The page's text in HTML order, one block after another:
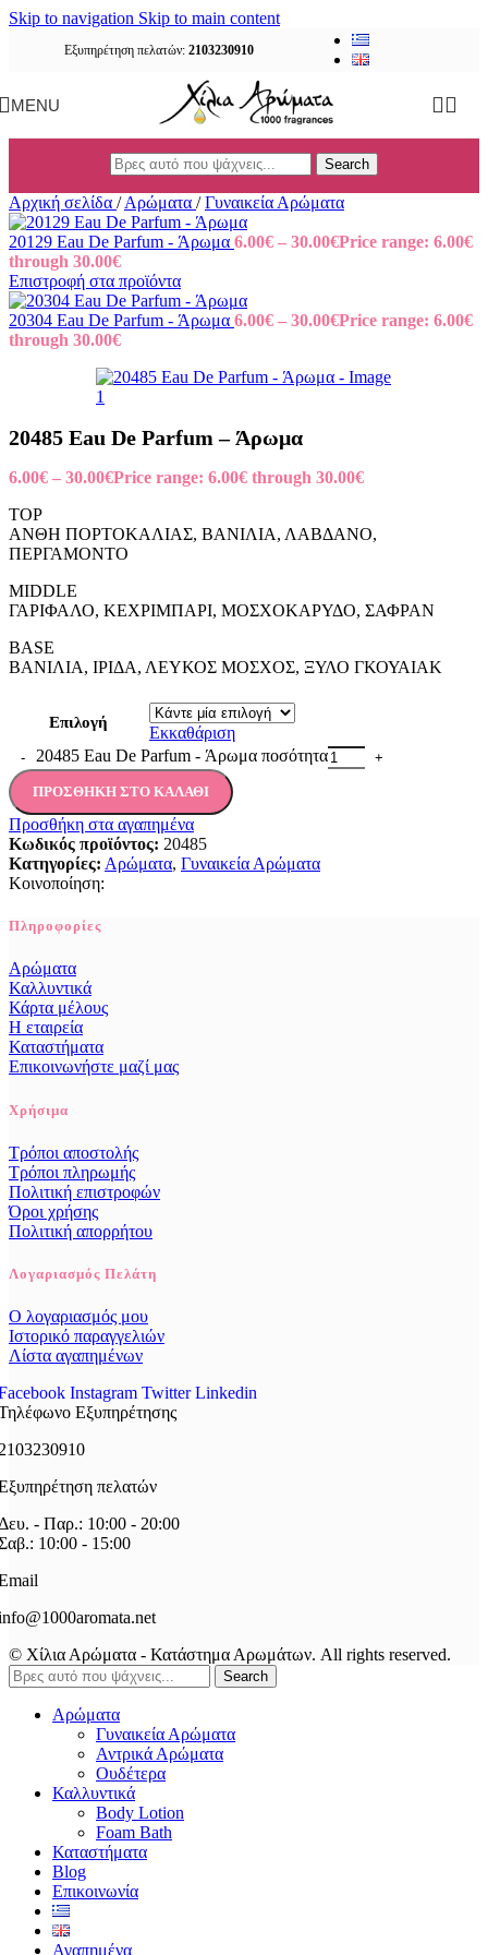
Skip to navigation Skip to main content
Εξυπηρέτηση πελατών: 2103230910
MENU
Search
Αρχική σελίδα / Αρώματα / Γυναικεία Αρώματα
20129 Eau De Parfum - Άρωμα 6.00€ – 30.00€Price range: 6.00€
through 30.00€
Επιστροφή στα προϊόντα
20304 Eau De Parfum - Άρωμα 6.00€ – 30.00€Price range: 6.00€
through 30.00€
20485 Eau De Parfum – Άρωμα
6.00€ – 30.00€Price range: 6.00€ through 30.00€
TOP
ΑΝΘΗ ΠΟΡΤΟΚΑΛΙΑΣ, ΒΑΝΙΛΙΑ, ΛΑΒΔΑΝΟ,
ΠΕΡΓΑΜΟΝΤΟ
MIDDLE
ΓΑΡΙΦΑΛΟ, ΚΕΧΡΙΜΠΑΡΙ, ΜΟΣΧΟΚΑΡΥΔΟ, ΣΑΦΡΑΝ
BASE
ΒΑΝΙΛΙΑ, ΙΡΙΔΑ, ΛΕΥΚΟΣ ΜΟΣΧΟΣ, ΞΥΛΟ ΓΚΟΥΑΙΑΚ
Επιλογή
Εκκαθάριση
20485 Eau De Parfum - Άρωμα ποσότητα
ΠΡΟΣΘΉΚΗ ΣΤΟ ΚΑΛΆΘΙ
Προσθήκη στα αγαπημένα
Κωδικός προϊόντος: 20485
Κατηγορίες: Αρώματα, Γυναικεία Αρώματα
Κοινοποίηση:
Πληροφορίες
Αρώματα
Καλλυντικά
Κάρτα μέλους
Η εταιρεία
Καταστήματα
Επικοινωνήστε μαζί μας
Χρήσιμα
Τρόποι αποστολής
Τρόποι πληρωμής
Πολιτική επιστροφών
Όροι χρήσης
Πολιτική απορρήτου
Λογαριασμός Πελάτη
Ο λογαριασμός μου
Ιστορικό παραγγελιών
Λίστα αγαπημένων
Instagram Twitter Linkedin
Εξυπηρέτησης
πελατών
- Παρ.: 10:00 - 20:00
10:00 - 15:00
© Χίλια Αρώματα - Κατάστημα Αρωμάτων. All rights reserved.
Search
Αρώματα
Γυναικεία Αρώματα
Αντρικά Αρώματα
Ουδέτερα
Καλλυντικά
Body Lotion
Foam Bath
Καταστήματα
Blog
Επικοινωνία
Αγαπημένα